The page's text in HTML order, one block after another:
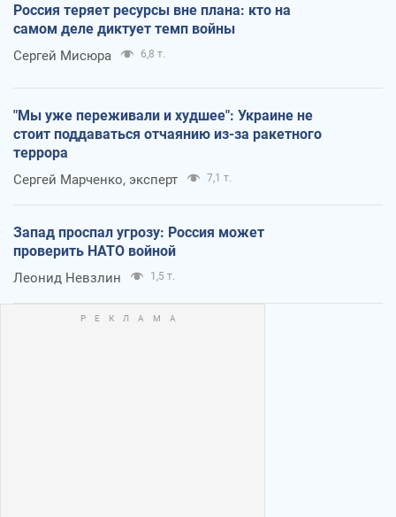
Россия теряет ресурсы вне плана: кто на
самом деле диктует темп войны
Сергей Мисюра 6,8 т.
"Мы уже переживали и худшее": Украине не
стоит поддаваться отчаянию из-за ракетного
террора
Сергей Марченко, эксперт 7,1 т.
Запад проспал угрозу: Россия может
проверить НАТО войной
Леонид Невзлин 1,5 т.